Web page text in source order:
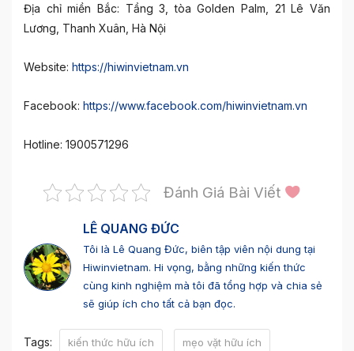
Địa chỉ miền Bắc: Tầng 3, tòa Golden Palm, 21 Lê Văn
Lương, Thanh Xuân, Hà Nội
Website: https://hiwinvietnam.vn
Facebook: https://www.facebook.com/hiwinvietnam.vn
Hotline: 1900571296
Đánh Giá Bài Viết
LÊ QUANG ĐỨC
Tôi là Lê Quang Đức, biên tập viên nội dung tại
Hiwinvietnam. Hi vọng, bằng những kiến thức
cùng kinh nghiệm mà tôi đã tổng hợp và chia sẻ
sẽ giúp ích cho tất cả bạn đọc.
Tags: kiến thức hữu ích mẹo vặt hữu ích